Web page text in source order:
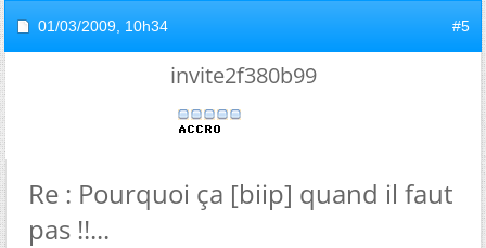
01/03/2009, 10h34 #5
invite2f380b99
Re : Pourquoi ça [biip] quand il faut
pas !!...